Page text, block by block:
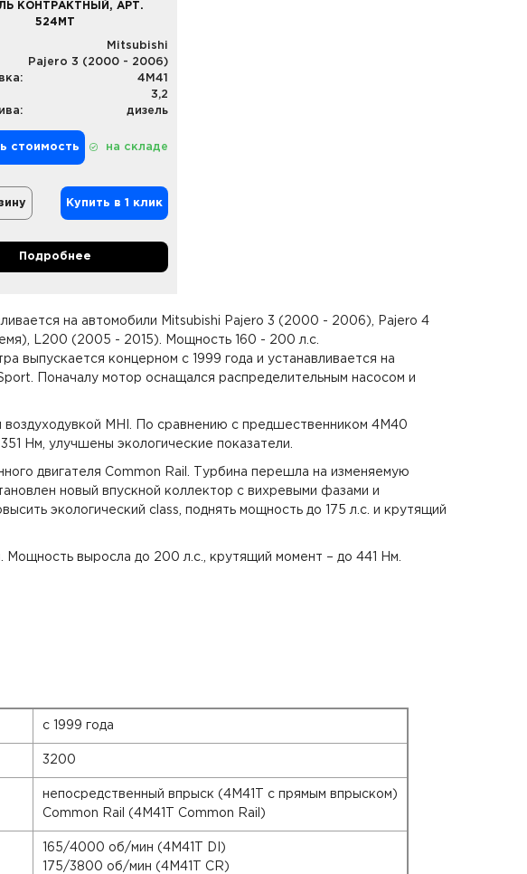
КОНТРАКТНЫЙ, АРТ.
524MT
Mitsubishi
Pajero 3 (2000 - 2006)
4M41
3,2
дизель
стоимость на складе
Купить в 1 клик
Подробнее
на автомобили Mitsubishi Pajero 3 (2000 - 2006), Pajero 4
L200 (2005 - 2015). Мощность 160 - 200 л.с.
выпускается концерном с 1999 года и устанавливается на
Поначалу мотор оснащался распределительным насосом и
воздуходувкой MHI. По сравнению с предшественником 4М40
Нм, улучшены экологические показатели.
двигателя Common Rail. Турбина перешла на изменяемую
новый впускной коллектор с вихревыми фазами и
экологический class, поднять мощность до 175 л.с. и крутящий
выросла до 200 л.с., крутящий момент – до 441 Нм.
с 1999 года
3200
непосредственный впрыск (4M41T с прямым впрыском)
Common Rail (4M41T Common Rail)
165/4000 об/мин (4M41T DI)
175/3800 об/мин (4M41T CR)